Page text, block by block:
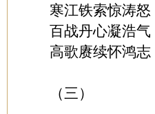
寒江铁索惊涛怒
百战丹心凝浩气
高歌赓续怀鸿志
（三）